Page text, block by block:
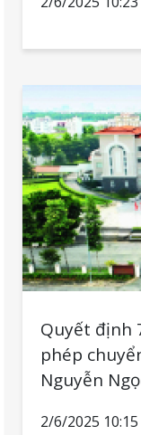
Minh được
thị
Quyết định
phép
Nguyễn
2/6/2025 10:15